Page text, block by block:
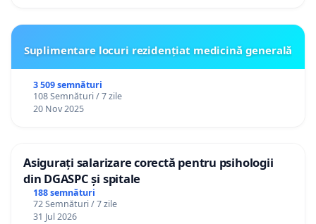
Suplimentare locuri rezidențiat medicină generală
3 509 semnături
108 Semnături / 7 zile
20 Nov 2025
Asigurați salarizare corectă pentru psihologii
din DGASPC și spitale
188 semnături
72 Semnături / 7 zile
31 Jul 2026